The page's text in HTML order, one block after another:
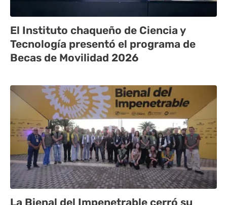
El Instituto chaqueño de Ciencia y
Tecnología presentó el programa de
Becas de Movilidad 2026
La Bienal del Impenetrable cerró su